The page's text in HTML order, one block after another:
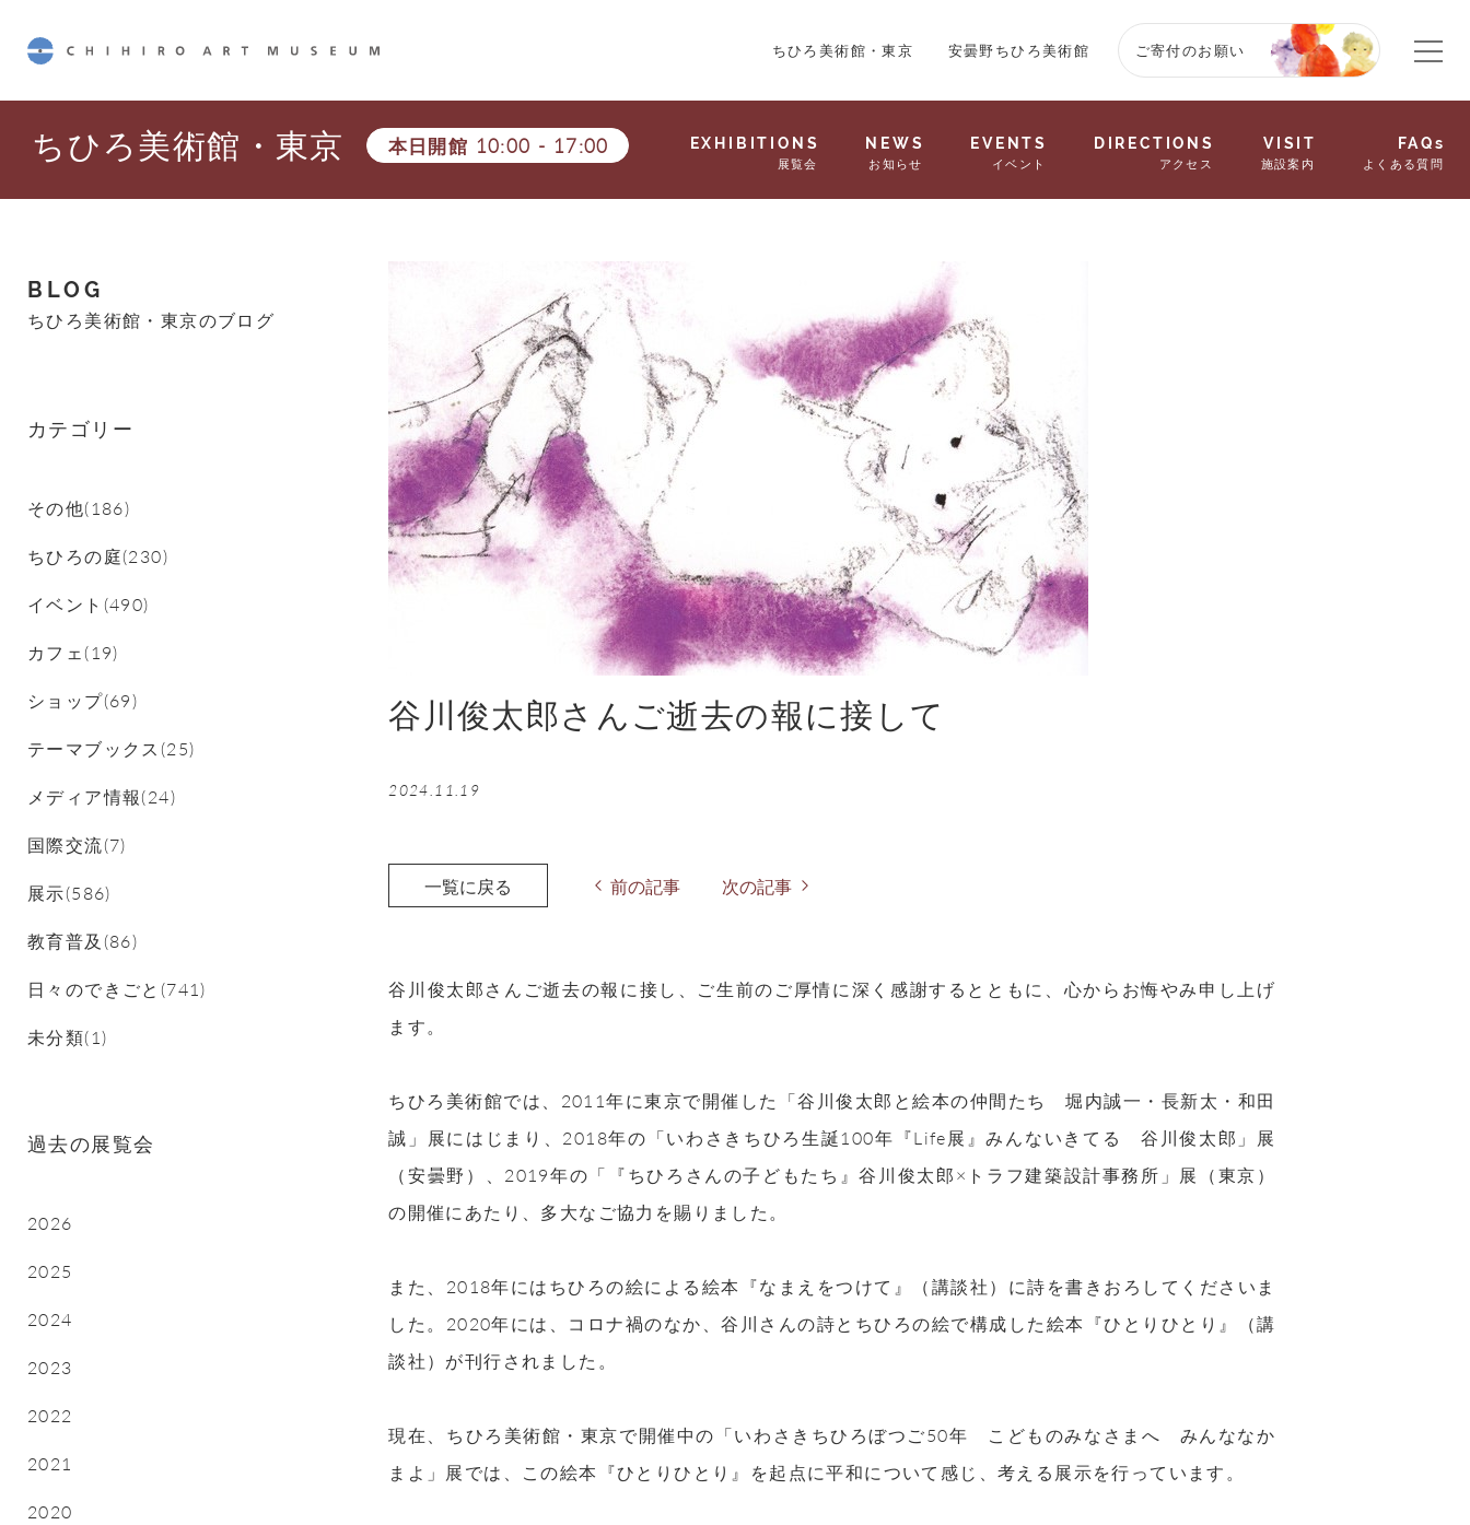
ちひろ美術館・東京 安曇野ちひろ美術館 ご寄付のお願い
ちひろ美術館・東京 本日開館 10:00 - 17:00 EXHIBITIONS
展覧会
NEWS
お知らせ
EVENTS
イベント
DIRECTIONS
アクセス
VISIT
施設案内
FAQs
よくある質問
谷川俊太郎さんご逝去の報に接して
2024.11.19
一覧に戻る 前の記事 次の記事
谷川俊太郎さんご逝去の報に接し、ご生前のご厚情に深く感謝するとともに、心からお悔やみ申し上げ
ます。
ちひろ美術館では、2011年に東京で開催した「谷川俊太郎と絵本の仲間たち 堀内誠一・長新太・和田
誠」展にはじまり、2018年の「いわさきちひろ生誕100年『Life展』みんないきてる 谷川俊太郎」展
（安曇野）、2019年の「『ちひろさんの子どもたち』谷川俊太郎×トラフ建築設計事務所」展（東京）
の開催にあたり、多大なご協力を賜りました。
また、2018年にはちひろの絵による絵本『なまえをつけて』（講談社）に詩を書きおろしてくださいま
した。2020年には、コロナ禍のなか、谷川さんの詩とちひろの絵で構成した絵本『ひとりひとり』（講
談社）が刊行されました。
現在、ちひろ美術館・東京で開催中の「いわさきちひろぼつご50年 こどものみなさまへ みんななか
まよ」展では、この絵本『ひとりひとり』を起点に平和について感じ、考える展示を行っています。
BLOG
ちひろ美術館・東京のブログ
カテゴリー
その他(186)
ちひろの庭(230)
イベント(490)
カフェ(19)
ショップ(69)
テーマブックス(25)
メディア情報(24)
国際交流(7)
展示(586)
教育普及(86)
日々のできごと(741)
未分類(1)
過去の展覧会
2026
2025
2024
2023
2022
2021
2020